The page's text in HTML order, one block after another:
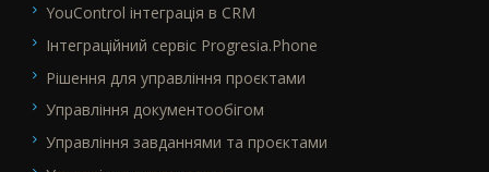
YouControl інтеграція в CRM
Інтеграційний сервіс Progresia.Phone
Рішення для управління проєктами
Управління документообігом
Управління завданнями та проєктами